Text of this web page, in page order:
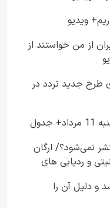
ویدیو
از من خواستند از
طرح جدید تردد در
نمی‌شود؟/ ارگان
و ردیابی های
شد و دلیل آن را